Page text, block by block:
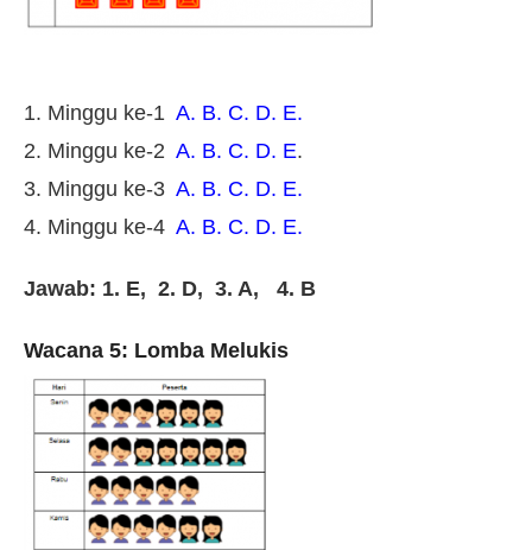
1. Minggu ke-1 A. B. C. D. E.
2. Minggu ke-2 A. B. C. D. E.
3. Minggu ke-3 A. B. C. D. E.
4. Minggu ke-4 A. B. C. D. E.
Jawab: 1. E, 2. D, 3. A, 4. B
Wacana 5: Lomba Melukis